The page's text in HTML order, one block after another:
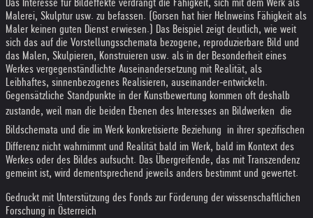
Das Interesse für Bildeffekte verdrängt die Fähigkeit, sich mit dem Werk als
Malerei, Skulptur usw. zu befassen. (Gorsen hat hier Helnweins Fähigkeit als
Maler keinen guten Dienst erwiesen.) Das Beispiel zeigt deutlich, wie weit
sich das auf die Vorstellungsschemata bezogene, reproduzierbare Bild und
das Malen, Skulpieren, Konstruieren usw. als in der Besonderheit eines
Werkes vergegenständlichte Auseinandersetzung mit Realität, als
Leibhaftes, sinnenbezogenes Realisieren, auseinander-entwickeln.
Gegensätzliche Standpunkte in der Kunstbewertung kommen oft deshalb
zustande, weil man die beiden Ebenen des Interesses an Bildwerken  die
Bildschemata und die im Werk konkretisierte Beziehung  in ihrer spezifischen
Differenz nicht wahrnimmt und Realität bald im Werk, bald im Kontext des
Werkes oder des Bildes aufsucht. Das Übergreifende, das mit Transzendenz
gemeint ist, wird dementsprechend jeweils anders bestimmt und gewertet.
Gedruckt mit Unterstützung des Fonds zur Förderung der wissenschaftlichen
Forschung in Österreich